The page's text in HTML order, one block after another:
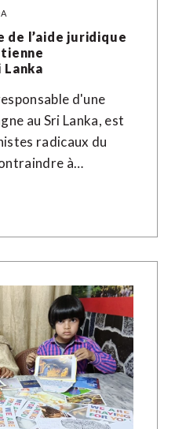
de l’aide juridique
d'une
au Sri Lanka, est
radicaux du
à…